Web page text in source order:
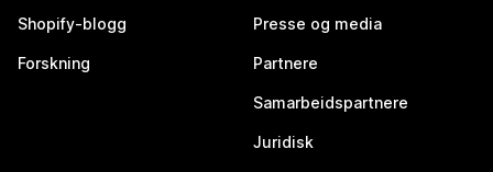
Shopify-blogg
Forskning
Presse og media
Partnere
Samarbeidspartnere
Juridisk